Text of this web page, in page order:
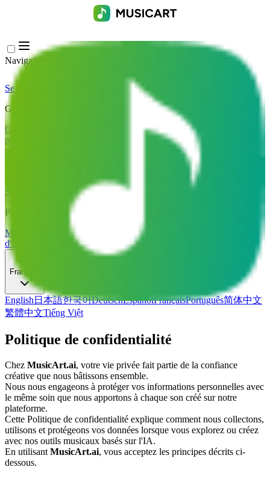
Navigation Menu
Se connecter
Générer
Générateur de Musique IA
Générateur de Paroles IA
reprises de chansons par IA
Générateur de Voix de Chant IA
musicale IA
Suppresseur Vocal AISéparateur de Pistes IA
Plus d'outils musicaux
Mastering par IASéquenceur MIDI IA
d'outils
Français
English 日本語한국어DeutschEspañolFrançaisPortuguês简体中文
繁體中文Tiếng Việt
Politique de confidentialité
Chez MusicArt.ai, votre vie privée fait partie de la confiance
créative que nous bâtissons ensemble.
Nous nous engageons à protéger vos informations personnelles avec
le même soin que nous apportons à chaque son créé sur notre
plateforme.
Cette Politique de confidentialité explique comment nous collectons,
utilisons et protégeons vos données lorsque vous explorez ou créez
avec nos outils musicaux basés sur l'IA.
En utilisant MusicArt.ai, vous acceptez les principes décrits ci-
dessous.